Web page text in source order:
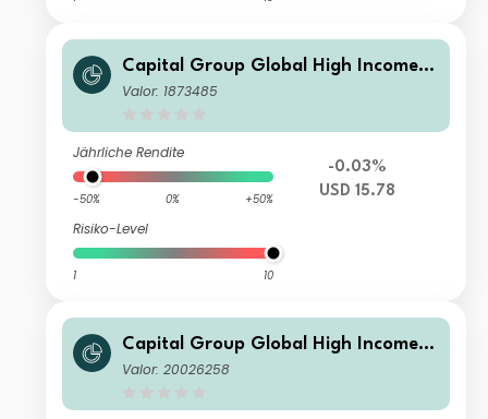
Capital Group Global High Income
Opportunities (LUX) Bd
Valor: 1873485
Jährliche Rendite
-50% 0% +50%
Risiko-Level
1 10
-0.03%
USD 15.78
Capital Group Global High Income
Opportunities (LUX) Z
Valor: 20026258